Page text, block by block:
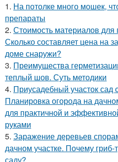
1. На потолке много мошек,
препараты
2. Стоимость материалов для
Сколько составляет цена на
доме снаружи?
3. Преимущества
теплый шов. Суть методики
4. Приусадебный участок сад
Планировка огорода на
для практичной и
руками
5. Заражение деревьев
дачном участке. Почему гриб-